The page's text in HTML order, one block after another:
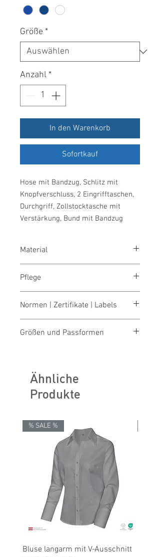
Größe *
Anzahl *
In den Warenkorb
Sofortkauf
Hose mit Bandzug, Schlitz mit
Knopfverschluss, 2 Eingrifftaschen,
Durchgriff, Zollstocktasche mit
Verstärkung, Bund mit Bandzug
Material
Baumwolle, Sanfor, 3-Naht, 320 g/m²
Pflege
bleichen nicht erlaubt
trocknen 1 Pkt. (niedrige Temp.)
bügeln 2 Pkt. (mittlere Temp.)
Normen | Zertifikate | Labels
Größen und Passformen
Ähnliche
Produkte
% SALE %
Bluse langarm mit V-Ausschnitt